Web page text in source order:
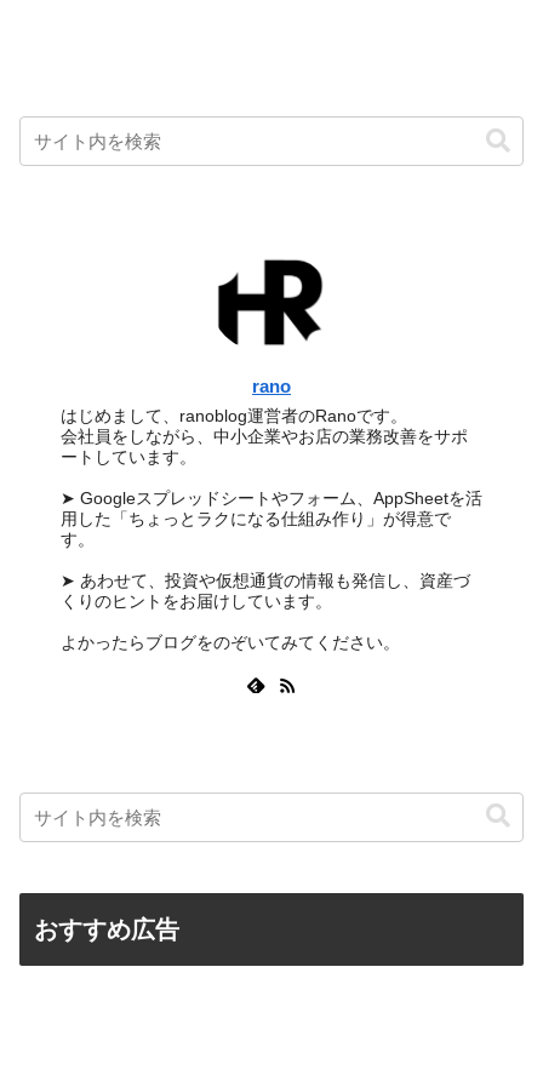
rano
はじめまして、ranoblog運営者のRanoです。
会社員をしながら、中小企業やお店の業務改善をサポ
ートしています。
➤ Googleスプレッドシートやフォーム、AppSheetを活
用した「ちょっとラクになる仕組み作り」が得意で
す。
➤ あわせて、投資や仮想通貨の情報も発信し、資産づ
くりのヒントをお届けしています。
よかったらブログをのぞいてみてください。
おすすめ広告